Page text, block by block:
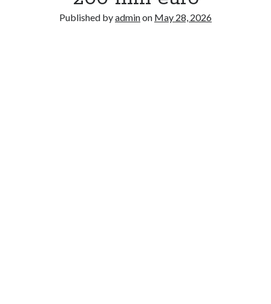
Published byadminon May 28, 2026